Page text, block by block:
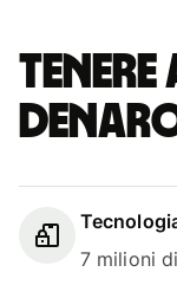
7 milioni